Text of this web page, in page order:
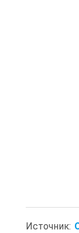
Источник: